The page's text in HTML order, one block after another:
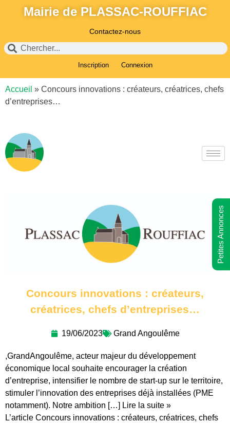
Mairie de PLASSAC-ROUFFIAC
Contactez-nous
Inscription Connexion
Accueil » Concours innovations : créateurs, créatrices, chefs
d’entreprises…
Concours innovations : créateurs,
créatrices, chefs d’entreprises…
19/06/2023 Grand Angoulême
,GrandAngoulême, acteur majeur du développement
économique local souhaite encourager la création
d’entreprise, intensifier le nombre de start-up sur le territoire,
stimuler l’innovation des entreprises déjà installées (PME
notamment). Notre ambition […] Lire la suite »
L’article Concours innovations : créateurs, créatrices, chefs
Petites Annonces